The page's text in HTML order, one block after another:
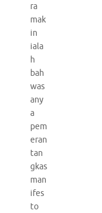
ra
mak
in
iala
h
bah
was
any
a
pem
eran
tan
gkas
man
ifes
to